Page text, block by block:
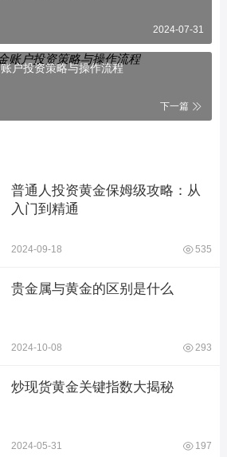
2024-07-31
户投资策略与操作流程
下一篇
普通人投资黄金保姆级攻略：从
入门到精通
2024-09-18 535
贵金属与黄金的区别是什么
2024-10-08 293
炒现货黄金关键指数大揭秘
2024-05-31 197